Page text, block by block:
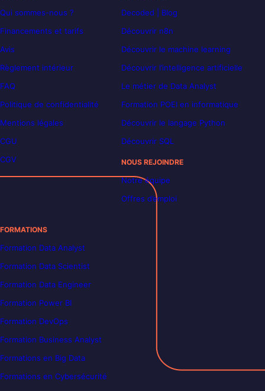
Qui sommes-nous ?
Financements et tarifs
Avis
Règlement intérieur
FAQ
Politique de confidentialité
Mentions légales
CGU
CGV
Decoded | Blog
Découvrir n8n
Découvrir le machine learning
Découvrir l’intelligence artificielle
Le métier de Data Analyst
Formation POEI en informatique
Découvrir le langage Python
Découvrir SQL
NOUS REJOINDRE
Notre équipe
Offres d’emploi
FORMATIONS
Formation Data Analyst
Formation Data Scientist
Formation Data Engineer
Formation Power BI
Formation DevOps
Formation Business Analyst
Formations en Big Data
Formations en Cybersécurité